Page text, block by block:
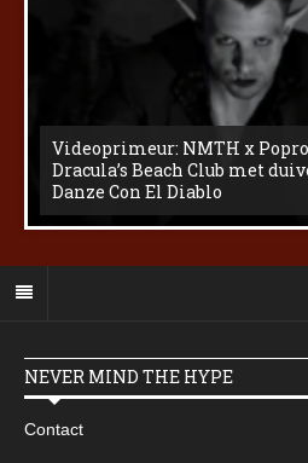
Videoprimeur: NMTH x
Dracula’s Beach Club met
Danze Con El Diablo
NEVER MIND THE HYPE
Contact